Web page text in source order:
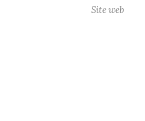
Site web